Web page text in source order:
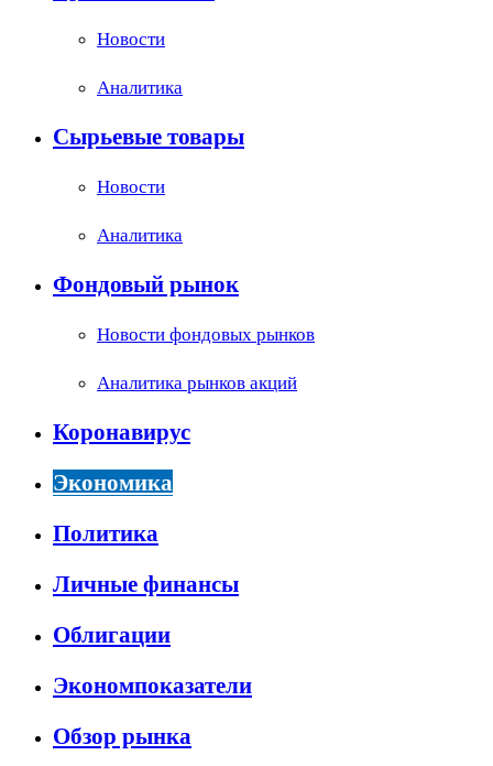
Новости
Аналитика
Сырьевые товары
Новости
Аналитика
Фондовый рынок
Новости фондовых рынков
Аналитика рынков акций
Коронавирус
Экономика
Политика
Личные финансы
Облигации
Экономпоказатели
Обзор рынка